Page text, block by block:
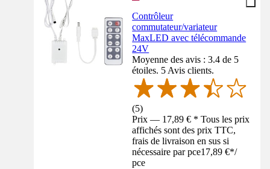
Contrôleur
commutateur/variateur
MaxLED avec télécommande
24V
Moyenne des avis : 3.4 de 5
étoiles. 5 Avis clients.
(5)
Prix — 17,89 € * Tous les prix
affichés sont des prix TTC,
frais de livraison en sus si
nécessaire par pce17,89 €*/
pce